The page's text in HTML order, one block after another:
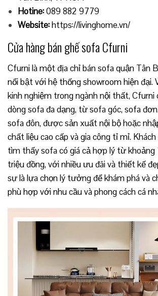
Hotine:089 882 9779
Website:https://livinghome.vn/
Cửa hàng bán ghế sofa Cfurni
Cfurni là một địa chỉ bán sofa quận Tân
nổi bật với hệ thống showroom hiện đại.
kinh nghiệm trong ngành nội thất, Cfurni
dòng sofa đa dạng, từ sofa góc, sofa
sofa đôn, được sản xuất nội bộ hoặc
chất liệu cao cấp và gia công tỉ mỉ.
tìm thấy sofa có giá cả hợp lý từ khoảng
triệu đồng, với nhiều ưu đãi và thiết kế
sự là lựa chọn lý tưởng để khám phá và
phù hợp với nhu cầu và phong cách cá